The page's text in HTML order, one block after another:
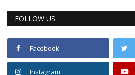
FOLLOW US
Facebook
Instagram